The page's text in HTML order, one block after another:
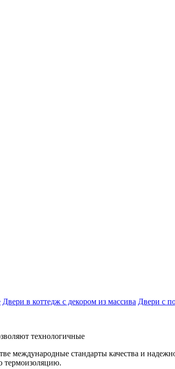
Двери в коттедж с декором из массива Двери с
технологичные
международные стандарты качества и
термоизоляцию.